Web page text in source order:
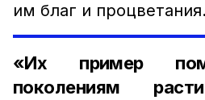
им благ и процветания.
«Их пример
поколениям